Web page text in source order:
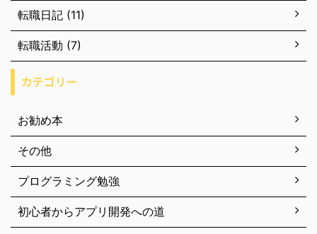
転職日記 (11)
転職活動 (7)
カテゴリー
お勧め本
その他
プログラミング勉強
初心者からアプリ開発への道